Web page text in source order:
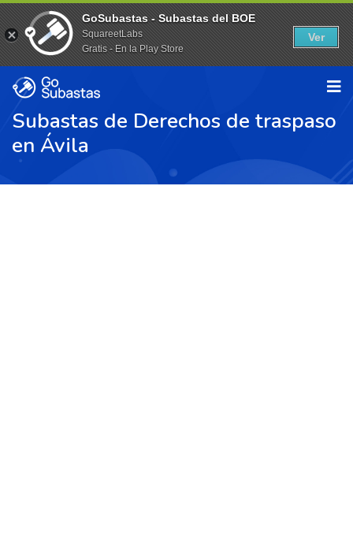
Subastas de Derechos de traspaso
en Ávila
GoSubastas - Subastas del BOE
SquareetLabs
Gratis - En la Play Store
Ver